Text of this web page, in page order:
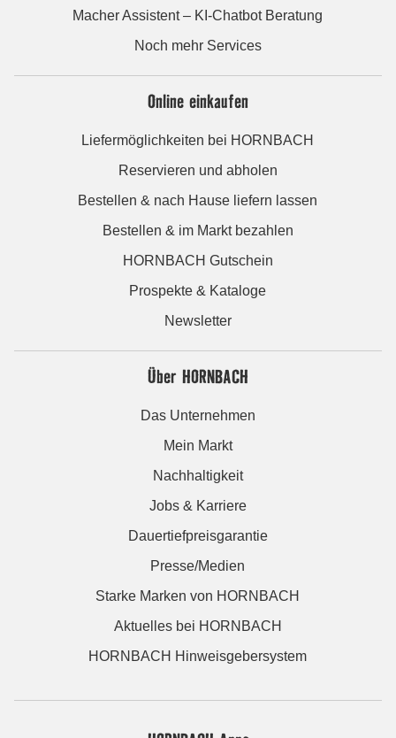
Macher Assistent – KI-Chatbot Beratung
Noch mehr Services
Online einkaufen
Liefermöglichkeiten bei HORNBACH
Reservieren und abholen
Bestellen & nach Hause liefern lassen
Bestellen & im Markt bezahlen
HORNBACH Gutschein
Prospekte & Kataloge
Newsletter
Über HORNBACH
Das Unternehmen
Mein Markt
Nachhaltigkeit
Jobs & Karriere
Dauertiefpreisgarantie
Presse/Medien
Starke Marken von HORNBACH
Aktuelles bei HORNBACH
HORNBACH Hinweisgebersystem